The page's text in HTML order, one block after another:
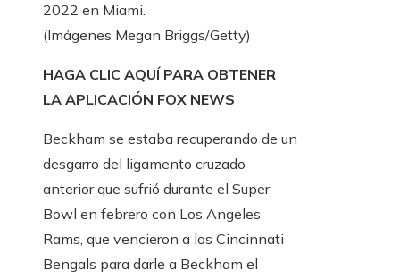
2022 en Miami.
(Imágenes Megan Briggs/Getty)
HAGA CLIC AQUÍ PARA OBTENER
LA APLICACIÓN FOX NEWS
Beckham se estaba recuperando de un
desgarro del ligamento cruzado
anterior que sufrió durante el Super
Bowl en febrero con Los Angeles
Rams, que vencieron a los Cincinnati
Bengals para darle a Beckham el